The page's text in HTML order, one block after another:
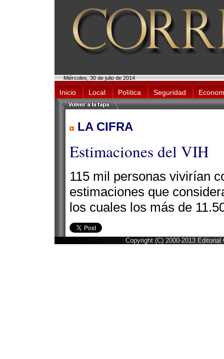
Miércoles, 30 de julio de 2014
Inicio Local Política Seguridad
LA CIFRA
Estimaciones del VIH
115 mil personas vivirían
estimaciones que
los cuales los más de
Copyright (C) 2000-2013